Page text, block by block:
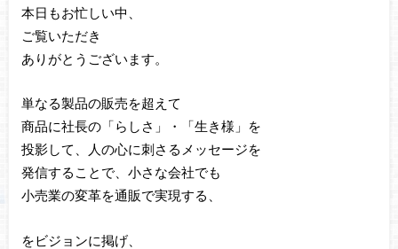
本日もお忙しい中、
ご覧いただき
ありがとうございます。
単なる製品の販売を超えて
商品に社長の「らしさ」・「生き様」を
投影して、人の心に刺さるメッセージを
発信することで、小さな会社でも
小売業の変革を通販で実現する、
をビジョンに掲げ、